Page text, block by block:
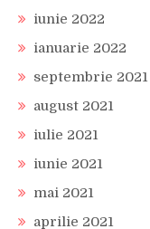
iunie 2022
ianuarie 2022
septembrie 2021
august 2021
iulie 2021
iunie 2021
mai 2021
aprilie 2021